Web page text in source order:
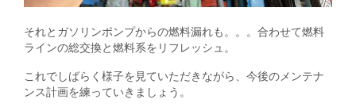
それとガソリンポンプからの燃料漏れも。。。合わせて燃料
ラインの総交換と燃料系をリフレッシュ。
これでしばらく様子を見ていただきながら、今後のメンテナ
ンス計画を練っていきましょう。